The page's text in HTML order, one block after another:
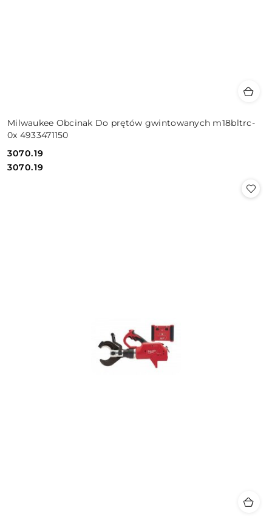
Milwaukee Obcinak Do prętów gwintowanych m18bltrc-
0x 4933471150
Cena:
3070.19
Cena:
3070.19